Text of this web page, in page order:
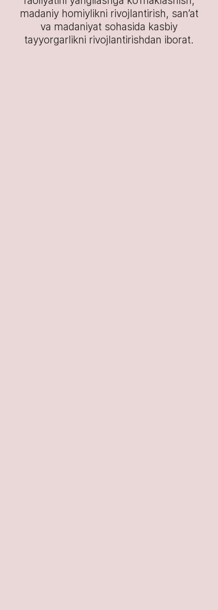
madaniy homiylikni rivojlantirish, san’at
va madaniyat sohasida kasbiy
tayyorgarlikni rivojlantirishdan iborat.